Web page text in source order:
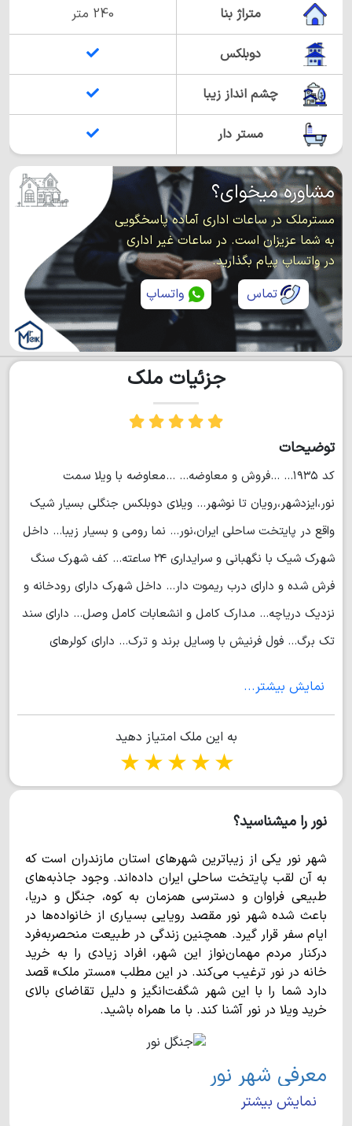
متراژ بنا 240 متر
دوبلکس
چشم انداز زیبا
مستر دار
مشاوره میخوای؟
مسترملک در ساعات اداری آماده پاسخگویی
به شما عزیزان است. در ساعات غیر اداری
در واتساپ پیام بگذارید.
تماس
واتساپ
جزئیات ملک
توضیحات
کد ۱۹۳۵... ...فروش و معاوضه... ...معاوضه با ویلا سمت
نور،ایزدشهر،رویان تا نوشهر... ویلای دوبلکس جنگلی بسیار شیک
واقع در پایتخت ساحلی ایران،نور... نما رومی و بسیار زیبا... داخل
شهرک شیک با نگهبانی و سرایداری ۲۴ ساعته... کف شهرک سنگ
فرش شده و دارای درب ریموت دار... داخل شهرک دارای رودخانه و
نزدیک دریاچه... مدارک کامل و انشعابات کامل وصل... دارای سند
تک برگ... فول فرنیش با وسایل برند و ترک... دارای کولرهای
حیاط سازی شیک و سرسبز... دارای تراسهای بزرگ و دلباز با ویوی
نمایش بیشتر...
به این ملک امتیاز دهید
5 stars
4 stars
3 stars
2 stars
نور را میشناسید؟
شهر نور یکی از زیباترین شهرهای استان مازندران است که
به آن لقب پایتخت ساحلی ایران داده‌اند. وجود جاذبه‌های
طبیعی فراوان و دسترسی همزمان به کوه، جنگل و دریا،
باعث شده شهر نور مقصد رویایی بسیاری از خانواده‌ها در
ایام سفر قرار گیرد. همچنین زندگی در طبیعت منحصربه‌فرد
درکنار مردم مهمان‌نواز این شهر، افراد زیادی را به خرید
خانه در نور ترغیب می‌کند. در این مطلب «مستر ملک» قصد
دارد شما را با این شهر شگفت‌انگیز و دلیل تقاضای بالای
خرید ویلا در نور آشنا کند. با ما همراه باشید.
معرفی شهر نور
شهر نور در بخش مرکزی شهرستانی به همین نام واقع شده
نمایش بیشتر